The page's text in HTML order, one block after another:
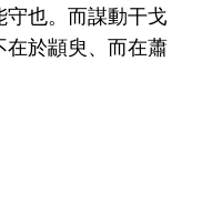
也。而謀動干戈
於顓臾、而在蕭